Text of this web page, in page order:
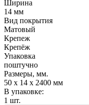
Ширина
14 мм
Вид покрытия
Матовый
Крепеж
Крепёж
Упаковка
поштучно
Размеры, мм.
50 х 14 х 2400 мм
В упаковке:
1 шт.